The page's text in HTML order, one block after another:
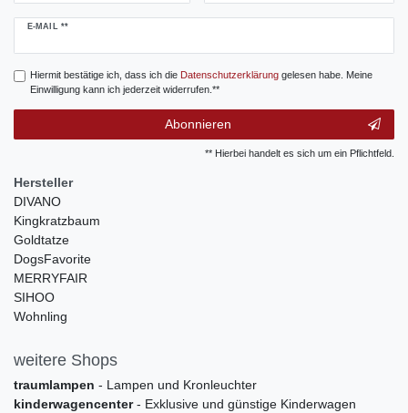
E-MAIL **
Newsletter
Hiermit bestätige ich, dass ich die Daten­schutz­erklärunggelesen habe. Meine
Einwilligung kann ich jederzeit widerrufen.**
Abonnieren
** Hierbei handelt es sich um ein Pflichtfeld.
Hersteller
DIVANO
Kingkratzbaum
Goldtatze
DogsFavorite
MERRYFAIR
SIHOO
Wohnling
weitere Shops
traumlampen - Lampen und Kronleuchter
kinderwagencenter- Exklusive und günstige Kinderwagen